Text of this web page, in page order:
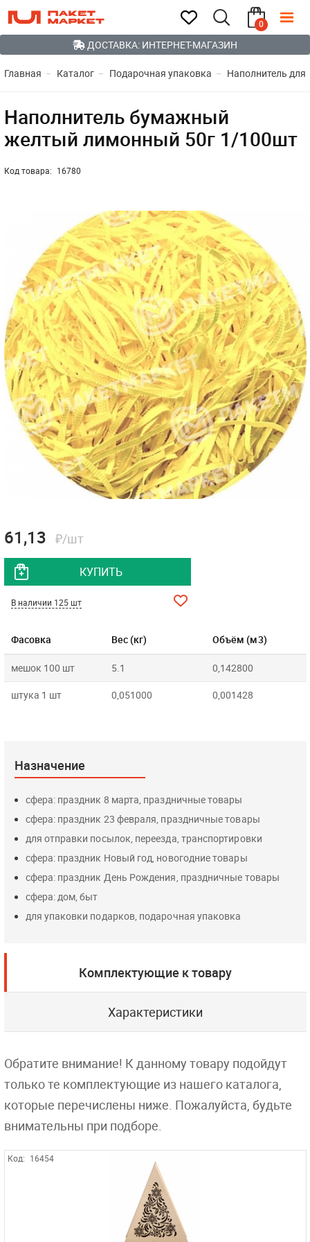
0
ДОСТАВКА: ИНТЕРНЕТ-МАГАЗИН
Главная Каталог Подарочная упаковка Наполнитель для
Наполнитель бумажный
желтый лимонный 50г 1/100шт
Код товара: 16780
Фасовка Вес (кг) Объём (м3)
мешок 100 шт 5.1 0,142800
штука 1 шт 0,051000 0,001428
61,13 ₽/шт
КУПИТЬ
В наличии 125 шт
Назначение
сфера: праздник 8 марта, праздничные товары
сфера: праздник 23 февраля, праздничные товары
для отправки посылок, переезда, транспортировки
сфера: праздник Новый год, новогодние товары
сфера: праздник День Рождения, праздничные товары
сфера: дом, быт
для упаковки подарков, подарочная упаковка
Комплектующие к товару
Характеристики
Обратите внимание! К данному товару подойдут
только те комплектующие из нашего каталога,
которые перечислены ниже. Пожалуйста, будьте
внимательны при подборе.
Код: 16454